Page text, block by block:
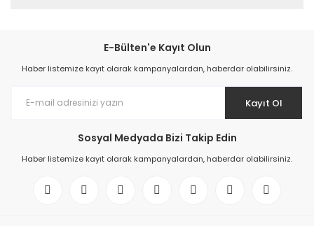
E-Bülten'e Kayıt Olun
Haber listemize kayıt olarak kampanyalardan, haberdar olabilirsiniz.
Kayıt Ol
Sosyal Medyada Bizi Takip Edin
Haber listemize kayıt olarak kampanyalardan, haberdar olabilirsiniz.